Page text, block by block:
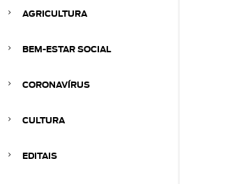
AGRICULTURA
BEM-ESTAR SOCIAL
CORONAVÍRUS
CULTURA
EDITAIS